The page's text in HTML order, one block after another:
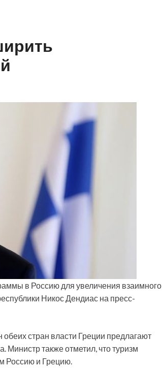
в Россию для увеличения взаимного
Никос Дендиас на пресс-
обеих стран власти Греции предлагают
Министр также отметил, что туризм
Россию и Грецию.